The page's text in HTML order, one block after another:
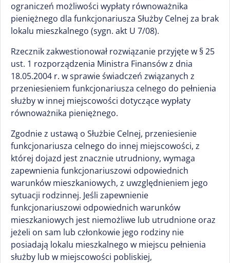
ograniczeń możliwości wypłaty równoważnika
pieniężnego dla funkcjonariusza Służby Celnej za brak
lokalu mieszkalnego (sygn. akt U 7/08).
Rzecznik zakwestionował rozwiązanie przyjęte w § 25
ust. 1 rozporządzenia Ministra Finansów z dnia
18.05.2004 r. w sprawie świadczeń związanych z
przeniesieniem funkcjonariusza celnego do pełnienia
służby w innej miejscowości dotyczące wypłaty
równoważnika pieniężnego.
Zgodnie z ustawą o Służbie Celnej, przeniesienie
funkcjonariusza celnego do innej miejscowości, z
której dojazd jest znacznie utrudniony, wymaga
zapewnienia funkcjonariuszowi odpowiednich
warunków mieszkaniowych, z uwzględnieniem jego
sytuacji rodzinnej. Jeśli zapewnienie
funkcjonariuszowi odpowiednich warunków
mieszkaniowych jest niemożliwe lub utrudnione oraz
jeżeli on sam lub członkowie jego rodziny nie
posiadają lokalu mieszkalnego w miejscu pełnienia
służby lub w miejscowości pobliskiej,